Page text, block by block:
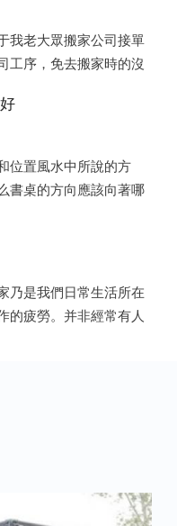
我老大眾搬家公司接單
工序，免去搬家時的沒
位置風水中所說的方
書桌的方向應該向著哪
乃是我們日常生活所在
的疲勞。并非經常有人